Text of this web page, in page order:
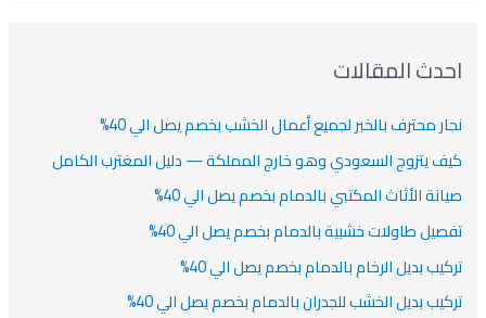
ث
ن
:
احدث المقالات
نجار محترف بالخبر لجميع أعمال الخشب بخصم يصل الي 40%
كيف يتزوج السعودي وهو خارج المملكة — دليل المغترب الكامل
صيانة الأثاث المكتبي بالدمام بخصم يصل الي 40%
تفصيل طاولات خشبية بالدمام بخصم يصل الي 40%
تركيب بديل الرخام بالدمام بخصم يصل الي 40%
تركيب بديل الخشب للجدران بالدمام بخصم يصل الي 40%
ا